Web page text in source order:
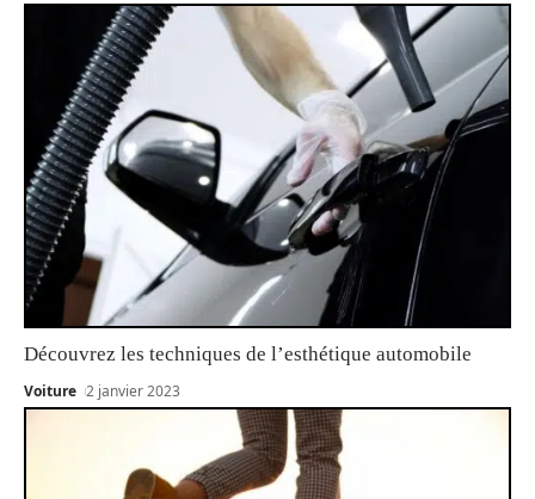
Découvrez les techniques de l’esthétique automobile
Voiture 2 janvier 2023